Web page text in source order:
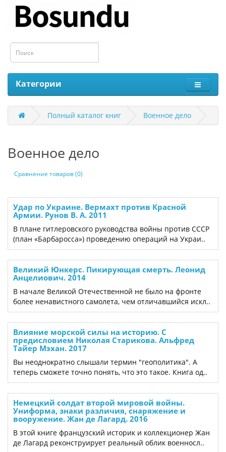
Категории
Полный каталог книг Военное дело
Военное дело
Сравнение товаров (0)
Удар по Украине. Вермахт против Красной
Армии. Рунов В. А. 2011
В плане гитлеровского руководства войны против СССР
(план «Барбаросса») проведению операций на Украи..
Великий Юнкерс. Пикирующая смерть. Леонид
Анцелиович. 2014
В начале Великой Отечественной не было на фронте
более не­навистного самолета, чем отличавшийся искл..
Влияние морской силы на историю. C
предисловием Николая Старикова. Альфред
Тайер Мэхан. 2017
Вы неоднократно слышали термин "геополитика". А
теперь сможете точно понять, что это такое. Книга од..
Немецкий солдат второй мировой войны.
Униформа, знаки различия, снаряжение и
вооружение. Жан де Лагард. 2016
В этой книге французский историк и коллекционер Жан
де Лагард реконструирует реальный облик военносл..